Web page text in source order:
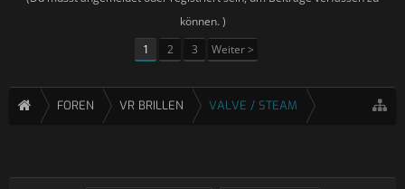
können. )
1
2 3 Weiter >
FOREN VR BRILLEN VALVE / STEAM